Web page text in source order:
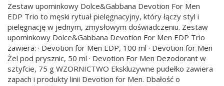
Zestaw upominkowy Dolce&Gabbana Devotion For Men
EDP Trio to męski rytuał pielęgnacyjny, który łączy styl i
pielęgnację w jednym, zmysłowym doświadczeniu. Zestaw
upominkowy Dolce&Gabbana Devotion For Men EDP Trio
zawiera: · Devotion for Men EDP, 100 ml · Devotion for Men
Żel pod prysznic, 50 ml · Devotion For Men Dezodorant w
sztyfcie, 75 g WZORNICTWO Ekskluzywne pudełko zawiera
zapach i produkty linii Devotion for Men. Dbałość o